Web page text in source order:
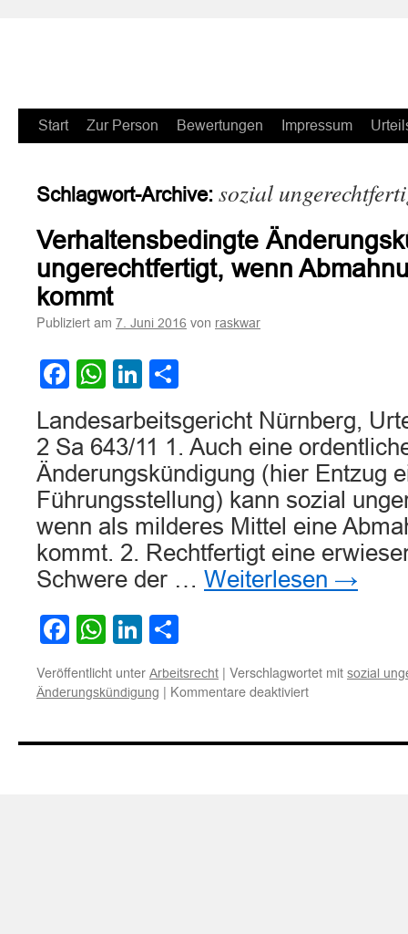
Zum
springen
Start Zur Person Bewertungen Impressum
Schlagwort-Archive: sozial
Verhaltensbedingte
ungerechtfertigt, wenn
kommt
Publiziert am 7. Juni 2016 von raskwar
Facebook
WhatsApp
LinkedIn
Landesarbeitsgericht Nürnberg,
2 Sa 643/11 1. Auch eine
Änderungskündigung (hier Entzug
Führungsstellung) kann sozial
wenn als milderes Mittel eine
kommt. 2. Rechtfertigt eine
Schwere der … Weiterlesen →
Facebook
WhatsApp
LinkedIn
Veröffentlicht unter Arbeitsrecht | Verschlagwortet mit sozial
Änderungskündigung | Kommentare deaktiviertfür
sozial